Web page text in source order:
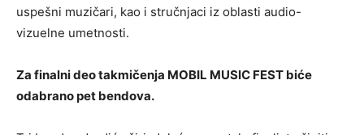
uspešni muzičari, kao i stručnjaci iz oblasti audio-
vizuelne umetnosti.
Za finalni deo takmičenja MOBIL MUSIC FEST biće
odabrano pet bendova.